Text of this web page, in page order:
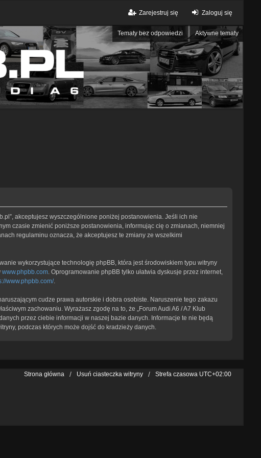
Zaloguj się
Zarejestruj się
Tematy bez odpowiedzi Aktywne tematy
akceptujesz wyszczególnione poniżej postanowienia. Jeśli ich nie
czasie zmienić poniższe postanowienia, informując cię o zmianach, niemniej
regulaminu oznacza, że akceptujesz te zmiany ze wszelkimi
wykorzystujące technologię phpBB, która jest środowiskiem typu witryny
www.phpbb.com. Oprogramowanie phpBB tylko ułatwia dyskusje przez internet,
www.phpbb.com/.
cudze prawa autorskie i dobra osobiste. Naruszenie tego zakazu
zachowaniu. Wyrażasz zgodę na to, że „Forum Audi A6 / A7 Klub
przez ciebie informacji w naszej bazie danych. Informacje te nie będą
podczas których może dojść do kradzieży danych.
Strona główna Usuń ciasteczka witryny Strefa czasowa UTC+02:00